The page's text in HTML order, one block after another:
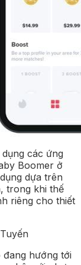
các ứng
Boomer ở
dựa trên
trong khi thế
riêng cho thiết
hướng tới